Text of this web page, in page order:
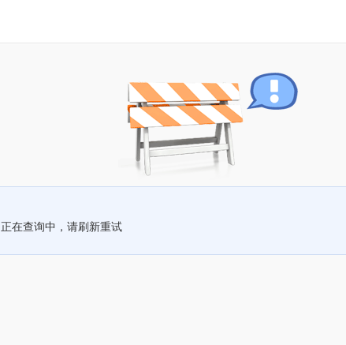
正在查询中，请刷新重试